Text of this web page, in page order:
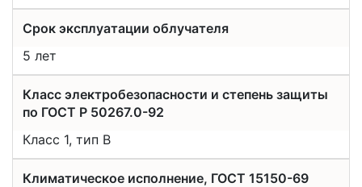
Срок эксплуатации облучателя
5 лет
Класс электробезопасности и степень защиты
по ГОСТ Р 50267.0-92
Класс 1, тип В
Климатическое исполнение, ГОСТ 15150-69